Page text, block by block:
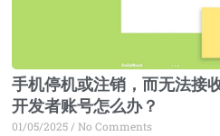
手机停机或注销，而无法接
开发者账号怎么办？
01/05/2025 No Comments